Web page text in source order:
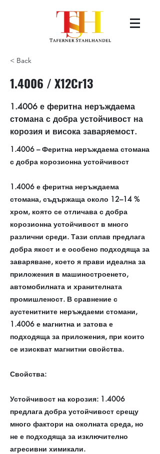
< Back
1.4006 / X12Cr13
1.4006 е феритна неръждаема
стомана с добра устойчивост на
корозия и висока заваряемост.
1.4006 – Феритна неръждаема стомана
с добра корозионна устойчивост
1.4006 е феритна неръждаема
стомана, съдържаща около 12–14 %
хром, която се отличава с добра
корозионна устойчивост в много
различни среди. Тази сплав предлага
добра якост и е особено подходяща за
заваряване, което я прави идеална за
приложения в машиностроенето,
автомобилната и хранителната
промишленост. В сравнение с
аустенитните неръждаеми стомани,
1.4006 е магнитна и затова е
подходяща за приложения, при които
се изискват магнитни свойства.
Свойства:
Устойчивост на корозия: 1.4006
предлага добра устойчивост срещу
много фактори на околната среда, но
не е подходяща за изключително
агресивни химикали.